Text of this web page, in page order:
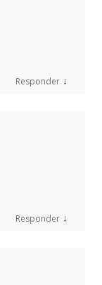
Responder ↓
Responder ↓